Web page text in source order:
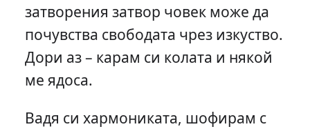
затворения затвор човек може да
почувства свободата чрез изкуство.
Дори аз – карам си колата и някой
ме ядоса.
Вадя си хармониката, шофирам с